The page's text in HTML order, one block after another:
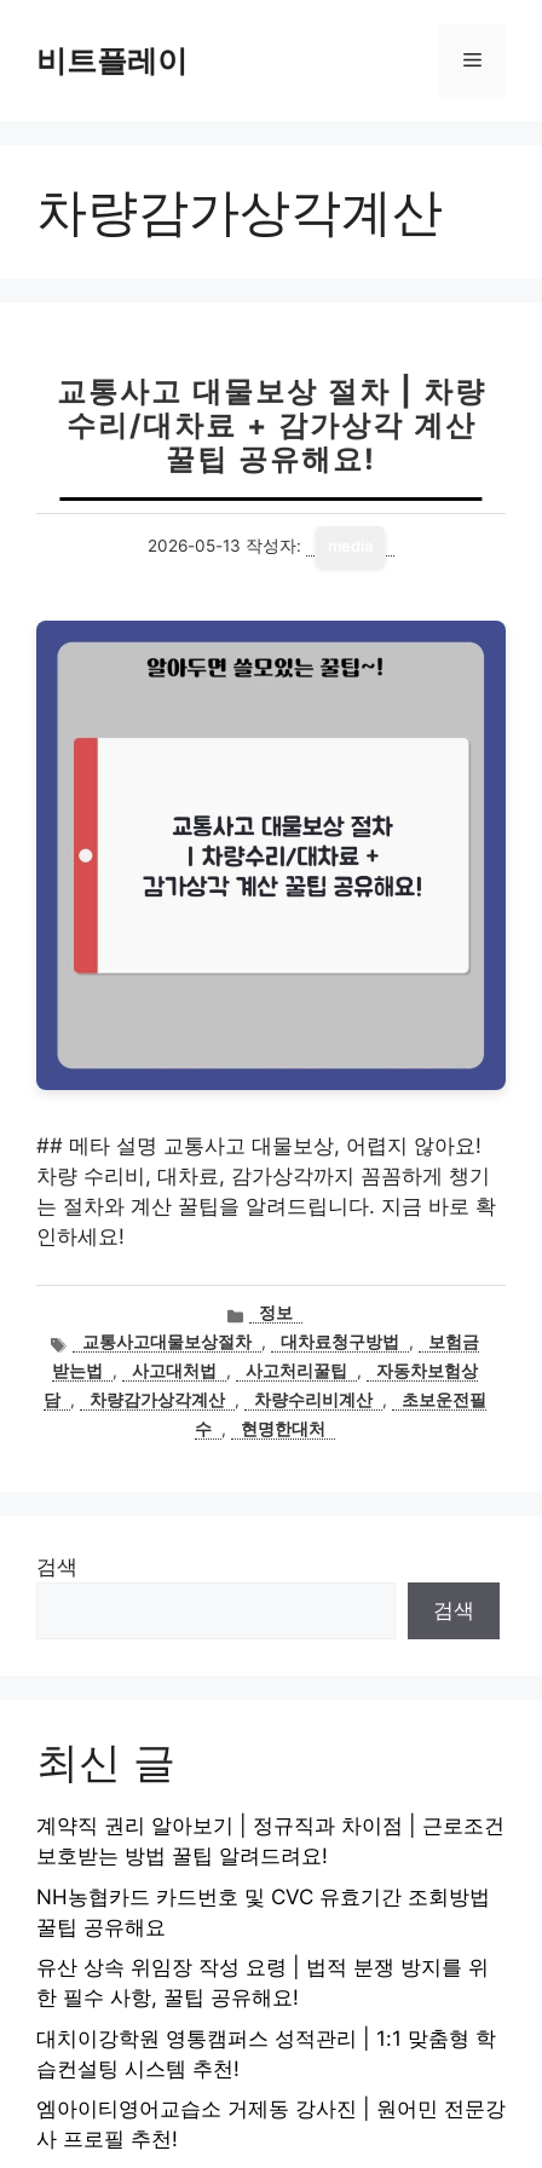
비트플레이 메
차량감가상각계산
교통사고 대물보상 절차 | 차량
수리/대차료 + 감가상각 계산
꿀팁 공유해요!
2026-05-13 작성자:
## 메타 설명 교통사고 대물보상, 어렵지 않아요!
차량 수리비, 대차료, 감가상각까지 꼼꼼하게 챙기
는 절차와 계산 꿀팁을 알려드립니다. 지금 바로 확
인하세요!
카
테
고
리
정보
태
그
교통사고대물보상절차 , 대차료청구방법 ,
보험금
받는법
, 사고대처법 , 사고처리꿀팁 ,
자동차보험상
담 , 차량감가상각계산 , 차량수리비계산 ,
초보운전필
수 , 현명한대처
검색
검색
최신 글
계약직 권리 알아보기 | 정규직과 차이점 | 근로조건
보호받는 방법 꿀팁 알려드려요!
NH농협카드 카드번호 및 CVC 유효기간 조회방법
꿀팁 공유해요
유산 상속 위임장 작성 요령 | 법적 분쟁 방지를 위
한 필수 사항, 꿀팁 공유해요!
대치이강학원 영통캠퍼스 성적관리 | 1:1 맞춤형 학
습컨설팅 시스템 추천!
엠아이티영어교습소 거제동 강사진 | 원어민 전문강
사 프로필 추천!